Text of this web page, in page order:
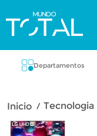
Departamentos
tecnologia